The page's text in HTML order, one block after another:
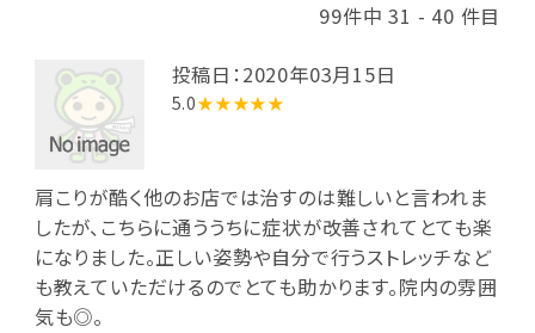
99件中 31 - 40 件目
投稿日：2020年03月15日
5.0★★★★★
肩こりが酷く他のお店では治すのは難しいと言われま
したが、こちらに通ううちに症状が改善されてとても楽
になりました。正しい姿勢や自分で行うストレッチなど
も教えていただけるのでとても助かります。院内の雰囲
気も◎。